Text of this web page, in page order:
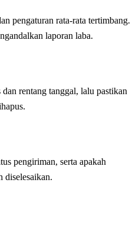
pengaturan rata-rata tertimbang.
laporan laba.
rentang tanggal, lalu pastikan
pengiriman, serta apakah
diselesaikan.